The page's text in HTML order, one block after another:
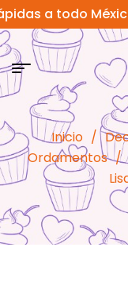
a todo México •
Inicio /
Ordamentos /